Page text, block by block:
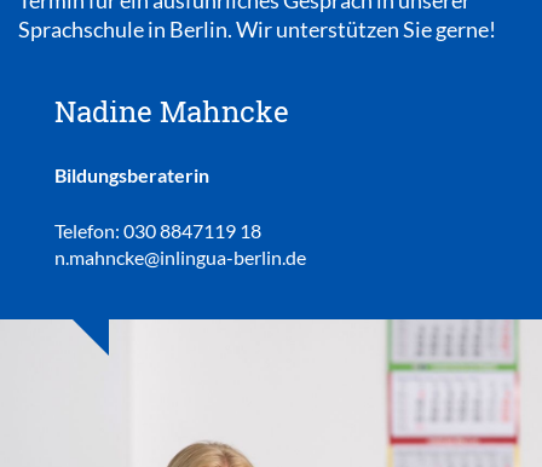
Sprachschule in Berlin. Wir unterstützen Sie gerne!
Nadine Mahncke
Bildungsberaterin
Telefon: 030 8847119 18
n.mahncke@inlingua-berlin.de